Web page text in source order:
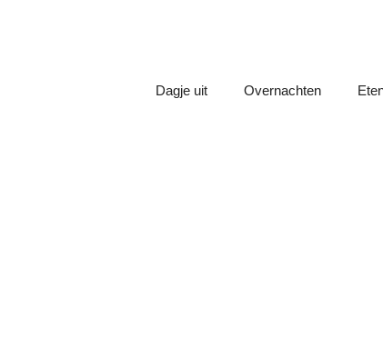
Dagje uit Overnachten